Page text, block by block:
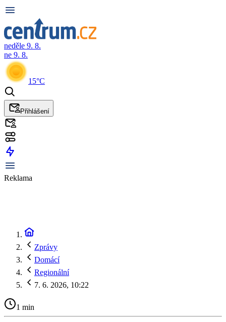
neděle 9. 8.
ne 9. 8.
15°C
Přihlášení
Reklama
Zprávy
Domácí
Regionální
7. 6. 2026, 10:22
1 min